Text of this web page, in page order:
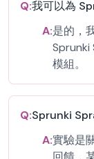
Q:我可以為
A:是的，
Sprunki
模組。
Q:Sprunki
A:實驗是